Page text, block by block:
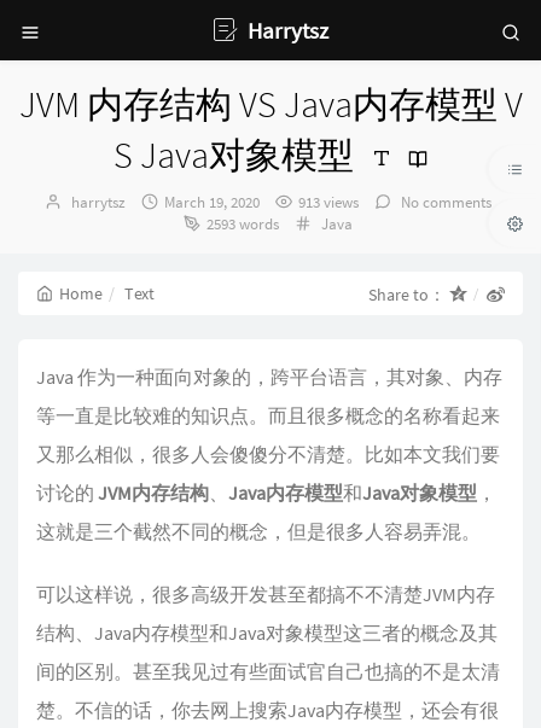
Harrytsz
JVM 内存结构 VS Java内存模型 V
S Java对象模型
Author：
harrytsz
发
March 19, 2020 913 views
No comments
2593 words
Categories：
Java
Home Text Share to：
Java 作为一种面向对象的，跨平台语言，其对象、内存
等一直是比较难的知识点。而且很多概念的名称看起来
又那么相似，很多人会傻傻分不清楚。比如本文我们要
讨论的 JVM内存结构、 Java内存模型和Java对象模型 ，
这就是三个截然不同的概念，但是很多人容易弄混。
可以这样说，很多高级开发甚至都搞不不清楚JVM内存
结构、Java内存模型和Java对象模型这三者的概念及其
间的区别。甚至我见过有些面试官自己也搞的不是太清
楚。不信的话，你去网上搜索Java内存模型，还会有很